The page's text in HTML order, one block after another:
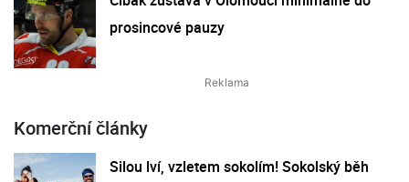
prosincové pauzy
Komerční články
Silou lví, vzletem sokolím! Sokolský běh